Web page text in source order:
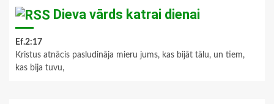
Dieva vārds katrai dienai
Ef.2:17
Kristus atnācis pasludināja mieru jums, kas bijāt tālu, un tiem,
kas bija tuvu,